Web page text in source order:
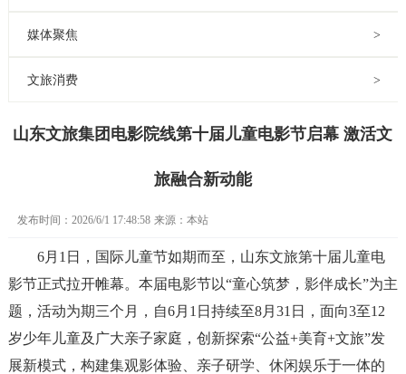
媒体聚焦 >
文旅消费 >
山东文旅集团电影院线第十届儿童电影节启幕 激活文
旅融合新动能
发布时间：2026/6/1 17:48:58 来源：本站
6月1日，国际儿童节如期而至，山东文旅第十届儿童电
影节正式拉开帷幕。本届电影节以“童心筑梦，影伴成长”为主
题，活动为期三个月，自6月1日持续至8月31日，面向3至12
岁少年儿童及广大亲子家庭，创新探索“公益+美育+文旅”发
展新模式，构建集观影体验、亲子研学、休闲娱乐于一体的